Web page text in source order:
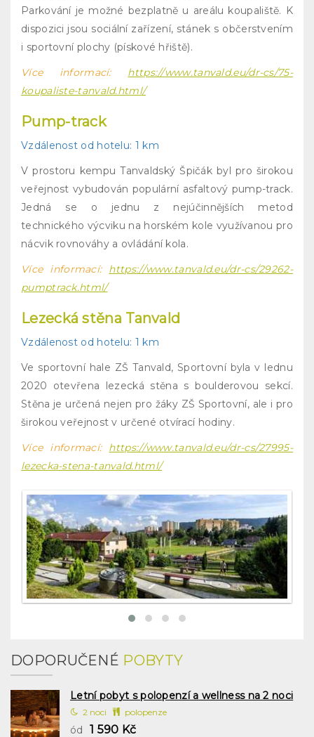
Parkování je možné bezplatně u areálu koupaliště. K
dispozici jsou sociální zařízení, stánek s občerstvením
i sportovní plochy (pískové hřiště).
Více informací: https://www.tanvald.eu/dr-cs/75-
koupaliste-tanvald.html/
Pump-track
Vzdálenost od hotelu: 1 km
V prostoru kempu Tanvaldský Špičák byl pro širokou
veřejnost vybudován populární asfaltový pump-track.
Jedná se o jednu z nejúčinnějších metod
technického výcviku na horském kole využívanou pro
nácvik rovnováhy a ovládání kola.
Více informací: https://www.tanvald.eu/dr-cs/29262-
pumptrack.html/
Lezecká stěna Tanvald
Vzdálenost od hotelu: 1 km
Ve sportovní hale ZŠ Tanvald, Sportovní byla v lednu
2020 otevřena lezecká stěna s boulderovou sekcí.
Stěna je určená nejen pro žáky ZŠ Sportovní, ale i pro
širokou veřejnost v určené otvírací hodiny.
Více informací: https://www.tanvald.eu/dr-cs/27995-
lezecka-stena-tanvald.html/
DOPORUČENÉ POBYTY
Letní pobyt s polopenzí a wellness na 2 noci
2 noci polopenze
ód 1 590 Kč